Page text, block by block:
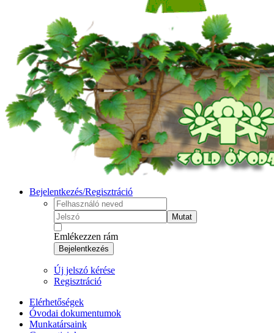
Bejelentkezés/Regisztráció
Mutat
Emlékezzen rám
Bejelentkezés
Új jelszó kérése
Regisztráció
Elérhetőségek
Óvodai dokumentumok
Munkatársaink